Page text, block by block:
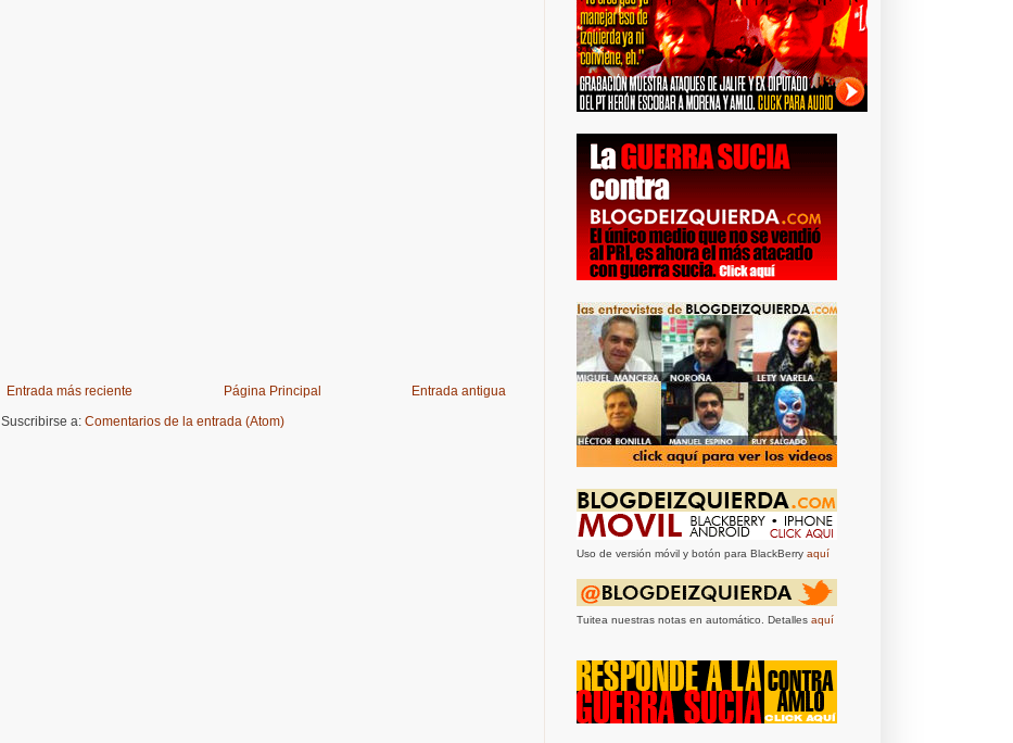
Entrada más reciente Entrada antigua
Página Principal
Suscribirse a: Comentarios de la entrada (Atom)
Uso de versión móvil y botón para BlackBerry aquí
Tuitea nuestras notas en automático. Detalles aquí